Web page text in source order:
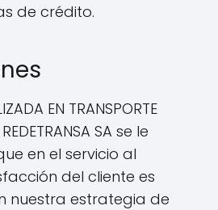
de crédito.
EN TRANSPORTE
SA se le
en el servicio al
del cliente es
nuestra estrategia de